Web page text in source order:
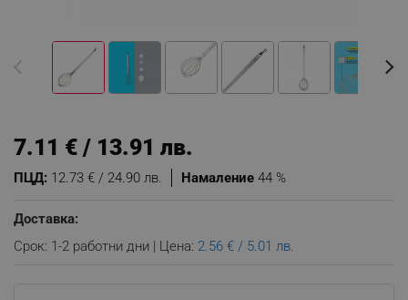
Намаление 44 %
ПЦД: 12.73 € / 24.90 лв.
7.11 € / 13.91 лв.
Доставка:
Срок: 1-2 работни дни | Цена: 2.56 € / 5.01 лв.